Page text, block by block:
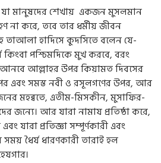
যা মানুষদের শেখায় একজন মুসলমান
না করে, তবে তার ধর্মীয় জীবন
তাআলা হাদিসে কুদসিতে বলেন যে-
পশ্চিমদিকে মুখ করবে, বরং
আল্লাহর উপর কিয়ামত দিবসের
এবং সমস্ত নবী ও রসূলগণের উপর, আর
মহব্বতে, এতীম-মিসকীন, মুসাফির-
জন্যে। আর যারা নামায প্রতিষ্ঠা করে,
যারা প্রতিজ্ঞা সম্পূর্ণকারী এবং
ধৈর্য ধারণকারী তারাই হল